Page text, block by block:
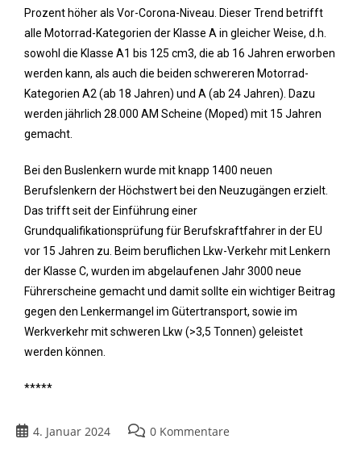
Prozent höher als Vor-Corona-Niveau. Dieser Trend betrifft
alle Motorrad-Kategorien der Klasse A in gleicher Weise, d.h.
sowohl die Klasse A1 bis 125 cm3, die ab 16 Jahren erworben
werden kann, als auch die beiden schwereren Motorrad-
Kategorien A2 (ab 18 Jahren) und A (ab 24 Jahren). Dazu
werden jährlich 28.000 AM Scheine (Moped) mit 15 Jahren
gemacht.
Bei den Buslenkern wurde mit knapp 1400 neuen
Berufslenkern der Höchstwert bei den Neuzugängen erzielt.
Das trifft seit der Einführung einer
Grundqualifikationsprüfung für Berufskraftfahrer in der EU
vor 15 Jahren zu. Beim beruflichen Lkw-Verkehr mit Lenkern
der Klasse C, wurden im abgelaufenen Jahr 3000 neue
Führerscheine gemacht und damit sollte ein wichtiger Beitrag
gegen den Lenkermangel im Gütertransport, sowie im
Werkverkehr mit schweren Lkw (>3,5 Tonnen) geleistet
werden können.
*****
4. Januar 2024 0 Kommentare